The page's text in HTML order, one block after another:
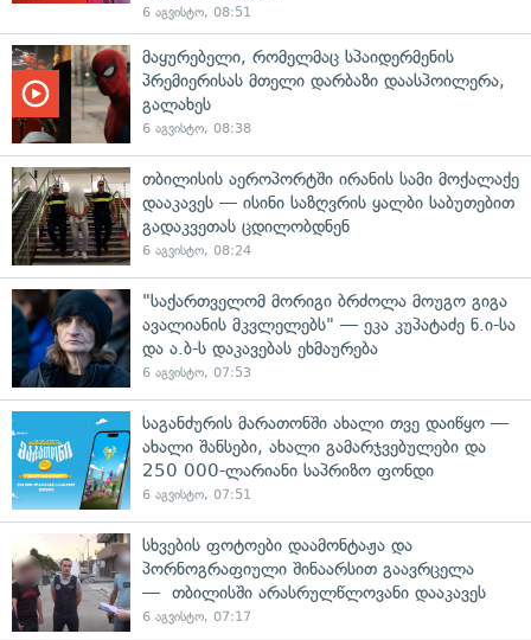
6 აგვისტო, 08:51
მაყურებელი, რომელმაც სპაიდერმენის
პრემიერისას მთელი დარბაზი დაასპოილერა,
გალახეს
6 აგვისტო, 08:38
თბილისის აეროპორტში ირანის სამი მოქალაქე
დააკავეს — ისინი საზღვრის ყალბი საბუთებით
გადაკვეთას ცდილობდნენ
6 აგვისტო, 08:24
"საქართველომ მორიგი ბრძოლა მოუგო გიგა
ავალიანის მკვლელებს" — ეკა კუპატაძე ნ.ი-სა
და ა.ბ-ს დაკავებას ეხმაურება
6 აგვისტო, 07:53
საგანძურის მარათონში ახალი თვე დაიწყო —
ახალი შანსები, ახალი გამარჯვებულები და
250 000-ლარიანი საპრიზო ფონდი
6 აგვისტო, 07:51
სხვების ფოტოები დაამონტაჟა და
პორნოგრაფიული შინაარსით გაავრცელა
— თბილისში არასრულწლოვანი დააკავეს
6 აგვისტო, 07:17